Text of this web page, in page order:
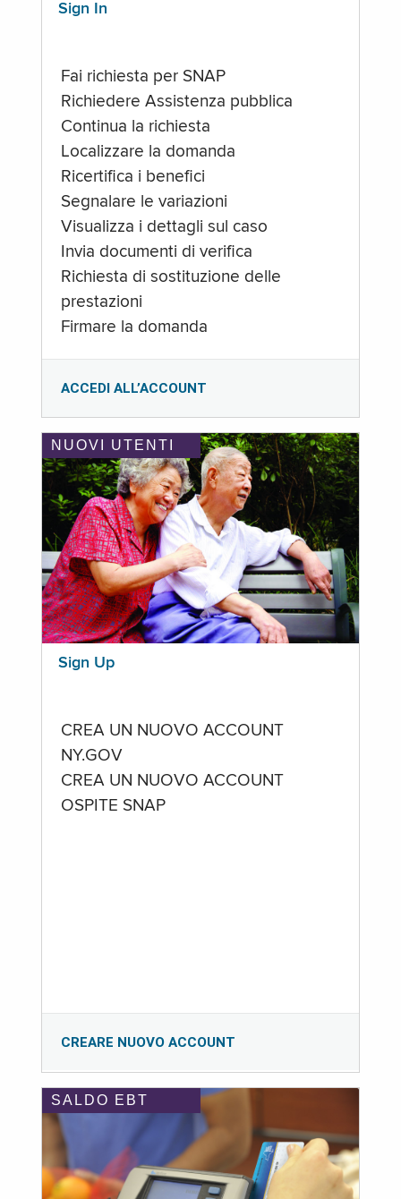
Sign In
Fai richiesta per SNAP
Richiedere Assistenza pubblica
Continua la richiesta
Localizzare la domanda
Ricertifica i benefici
Segnalare le variazioni
Visualizza i dettagli sul caso
Invia documenti di verifica
Richiesta di sostituzione delle
prestazioni
Firmare la domanda
ACCEDI ALL’ACCOUNT
NUOVI UTENTI
Sign Up
CREA UN NUOVO ACCOUNT
NY.GOV
CREA UN NUOVO ACCOUNT
OSPITE SNAP
CREARE NUOVO ACCOUNT
SALDO EBT